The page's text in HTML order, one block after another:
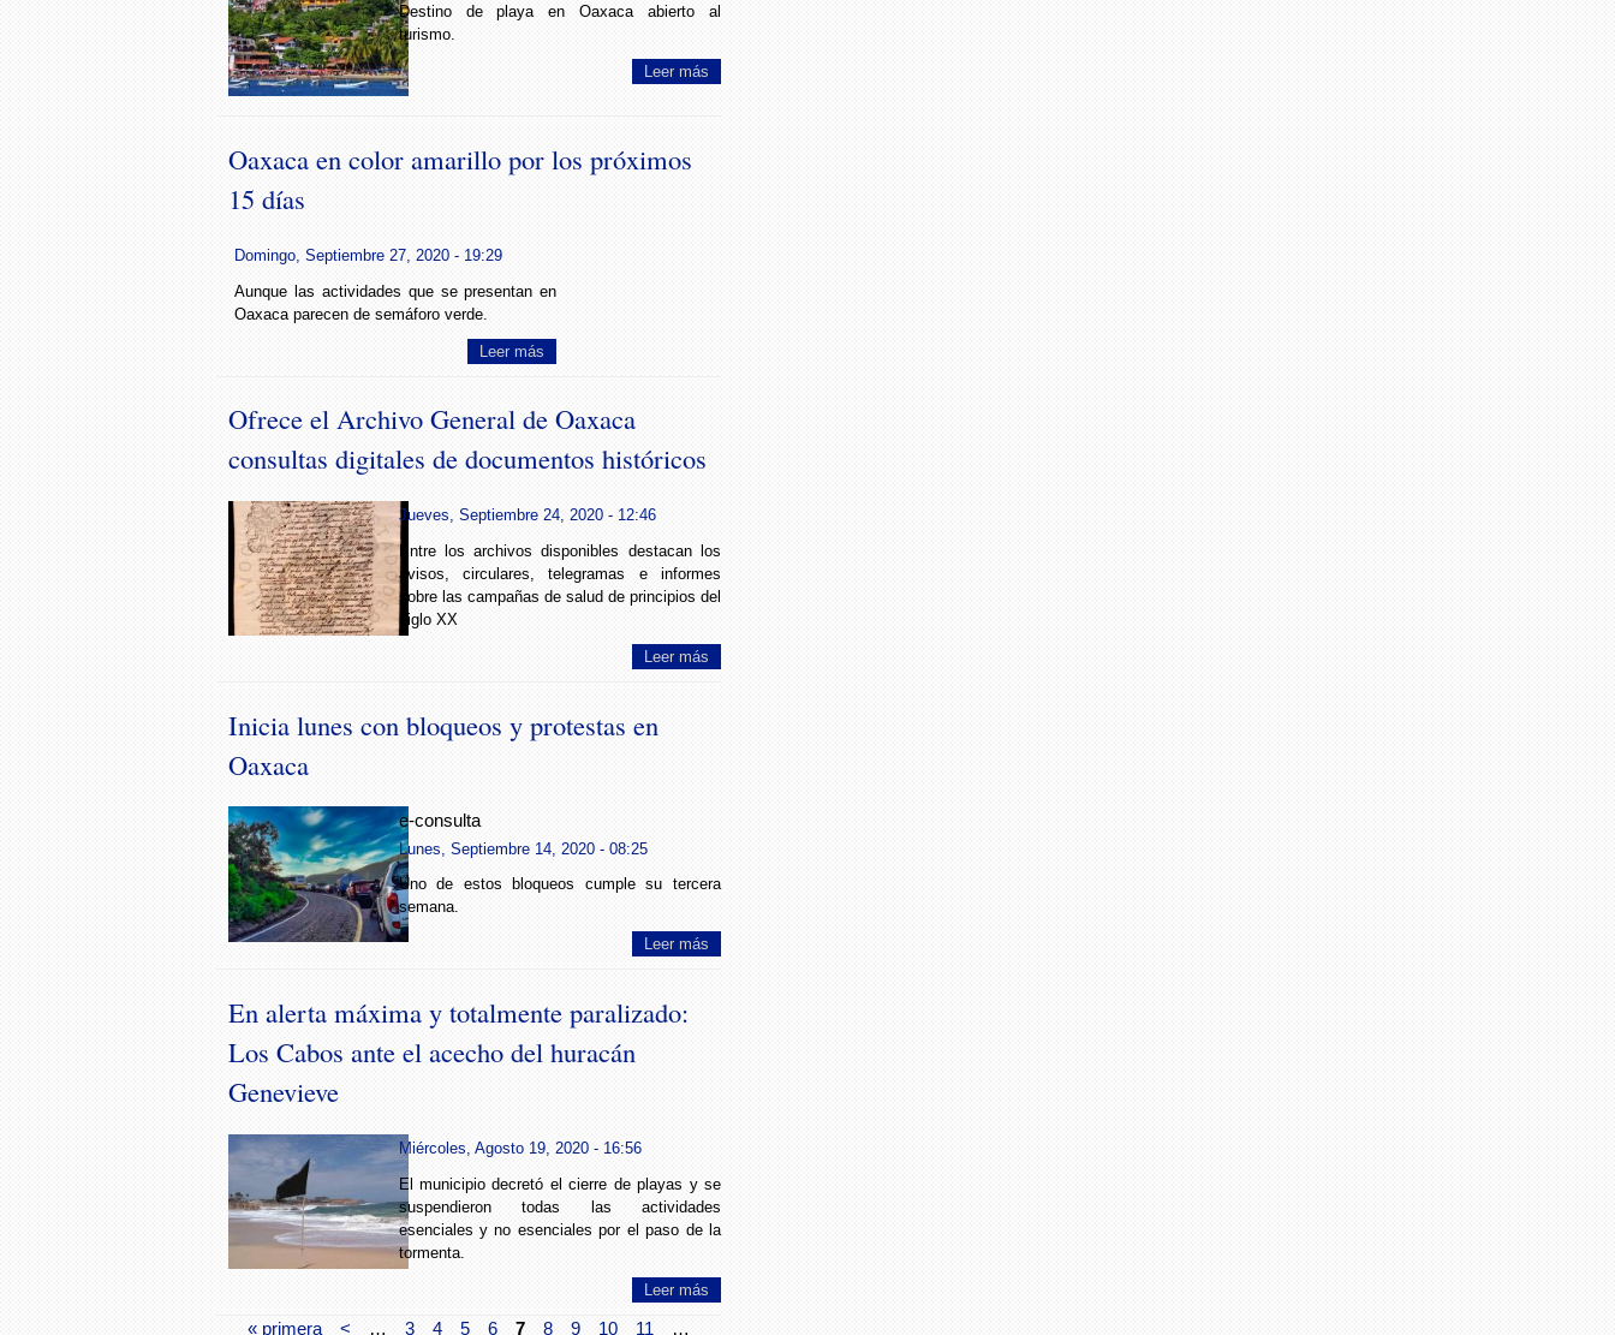
Destino de playa en Oaxaca abierto al
turismo.
Leer más
Oaxaca en color amarillo por los próximos
15 días
Domingo, Septiembre 27, 2020 - 19:29
Aunque las actividades que se presentan en
Oaxaca parecen de semáforo verde.
Leer más
Ofrece el Archivo General de Oaxaca
consultas digitales de documentos históricos
Jueves, Septiembre 24, 2020 - 12:46
Entre los archivos disponibles destacan los
avisos, circulares, telegramas e informes
sobre las campañas de salud de principios del
siglo XX
Leer más
Inicia lunes con bloqueos y protestas en
Oaxaca
e-consulta
Lunes, Septiembre 14, 2020 - 08:25
Uno de estos bloqueos cumple su tercera
semana.
Leer más
En alerta máxima y totalmente paralizado:
Los Cabos ante el acecho del huracán
Genevieve
Miércoles, Agosto 19, 2020 - 16:56
El municipio decretó el cierre de playas y se
suspendieron todas las actividades
esenciales y no esenciales por el paso de la
tormenta.
Leer más
« primera < … 3 4 5 6 7 8 9 10 11 …